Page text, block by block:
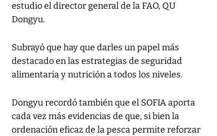
estudio el director general de la FAO, QU
Dongyu.
Subrayó que hay que darles un papel más
destacado en las estrategias de seguridad
alimentaria y nutrición a todos los niveles.
Dongyu recordó también que el SOFIA aporta
cada vez más evidencias de que, si bien la
ordenación eficaz de la pesca permite reforzar